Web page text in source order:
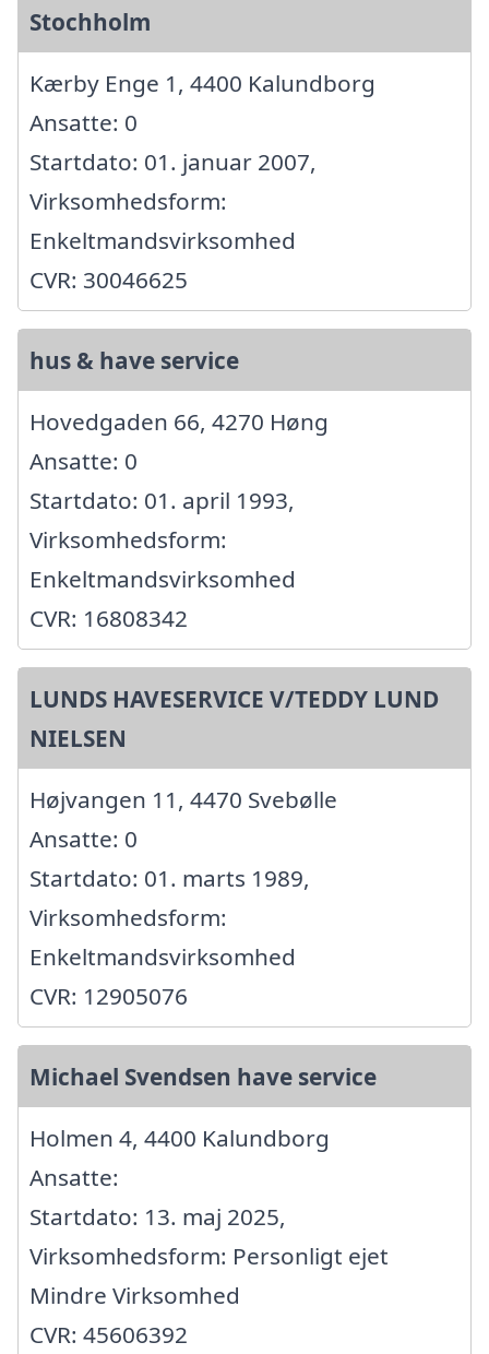
Stochholm
Kærby Enge 1, 4400 Kalundborg
Ansatte: 0
Startdato: 01. januar 2007,
Virksomhedsform:
Enkeltmandsvirksomhed
CVR: 30046625
hus & have service
Hovedgaden 66, 4270 Høng
Ansatte: 0
Startdato: 01. april 1993,
Virksomhedsform:
Enkeltmandsvirksomhed
CVR: 16808342
LUNDS HAVESERVICE V/TEDDY LUND
NIELSEN
Højvangen 11, 4470 Svebølle
Ansatte: 0
Startdato: 01. marts 1989,
Virksomhedsform:
Enkeltmandsvirksomhed
CVR: 12905076
Michael Svendsen have service
Holmen 4, 4400 Kalundborg
Ansatte:
Startdato: 13. maj 2025,
Virksomhedsform: Personligt ejet
Mindre Virksomhed
CVR: 45606392